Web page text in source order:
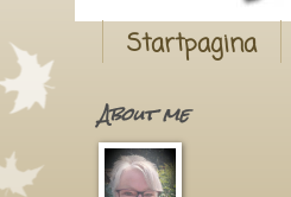
Startpagina
About me